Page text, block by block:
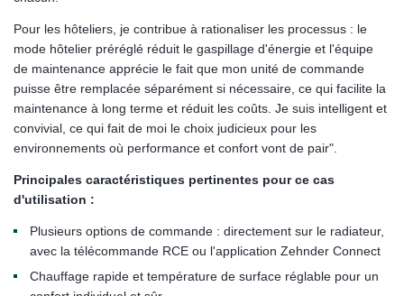
Pour les hôteliers, je contribue à rationaliser les processus : le
mode hôtelier préréglé réduit le gaspillage d'énergie et l'équipe
de maintenance apprécie le fait que mon unité de commande
puisse être remplacée séparément si nécessaire, ce qui facilite la
maintenance à long terme et réduit les coûts. Je suis intelligent et
convivial, ce qui fait de moi le choix judicieux pour les
environnements où performance et confort vont de pair".
Principales caractéristiques pertinentes pour ce cas
d'utilisation :
Plusieurs options de commande : directement sur le radiateur,
avec la télécommande RCE ou l'application Zehnder Connect
Chauffage rapide et température de surface réglable pour un